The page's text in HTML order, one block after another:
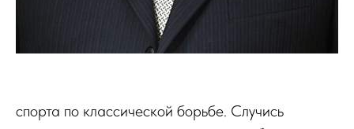
спорта по классической борьбе. Случись